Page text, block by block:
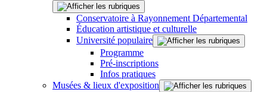
Conservatoire à Rayonnement Départemental
Éducation artistique et culturelle
Université populaire
Programme
Pré-inscriptions
Infos pratiques
Musées & lieux d'exposition